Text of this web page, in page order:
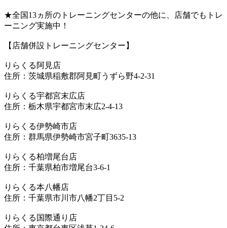
★全国13ヵ所のトレーニングセンターの他に、店舗でもトレ
ーニング実施中！
【店舗併設トレーニングセンター】
りらくる阿見店
住所：茨城県稲敷郡阿見町うずら野4-2-31
りらくる宇都宮末広店
住所：栃木県宇都宮市末広2-4-13
りらくる伊勢崎市店
住所：群馬県伊勢崎市宮子町3635-13
りらくる柏増尾台店
住所：千葉県柏市増尾台3-6-1
りらくる本八幡店
住所：千葉県市川市八幡2丁目5-2
りらくる国際通り店